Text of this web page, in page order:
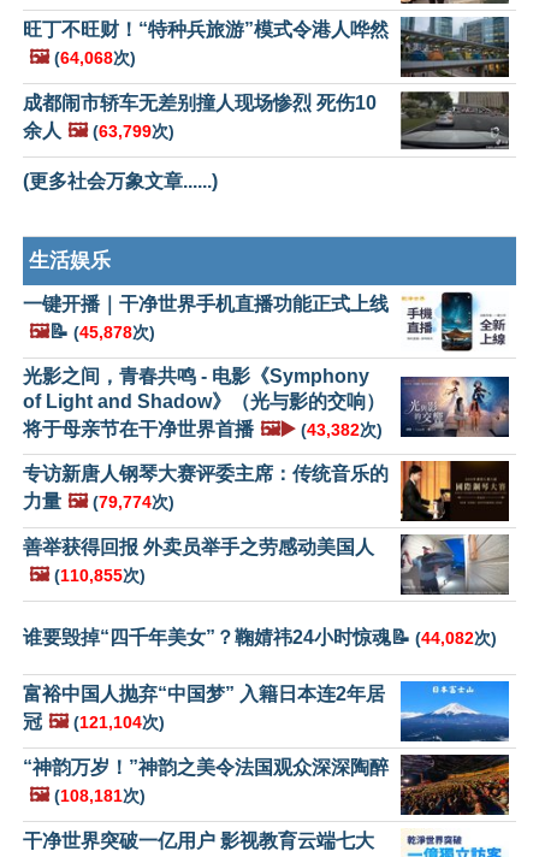
旺丁不旺财！“特种兵旅游”模式令港人哗然
🖼️ (64,068次)
成都闹市轿车无差别撞人现场惨烈 死伤10
余人 🖼️ (63,799次)
(更多社会万象文章......)
生活娱乐
一键开播｜干净世界手机直播功能正式上线
🖼️📝 (45,878次)
光影之间，青春共鸣 - 电影《Symphony
of Light and Shadow》（光与影的交响）
将于母亲节在干净世界首播 🖼️▶️ (43,382次)
专访新唐人钢琴大赛评委主席：传统音乐的
力量 🖼️ (79,774次)
善举获得回报 外卖员举手之劳感动美国人
🖼️ (110,855次)
谁要毁掉“四千年美女”？鞠婧祎24小时惊魂📝 (44,082次)
富裕中国人抛弃“中国梦” 入籍日本连2年居
冠 🖼️ (121,104次)
“神韵万岁！”神韵之美令法国观众深深陶醉
🖼️ (108,181次)
干净世界突破一亿用户 影视教育云端七大